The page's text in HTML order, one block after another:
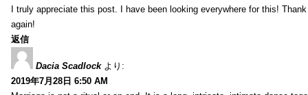
I truly appreciate this post. I have been looking everywhere for this!
again!
返信
Dacia Scadlock より:
2019年7月28日 6:50 AM